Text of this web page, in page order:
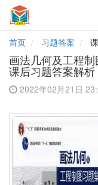
首页
习题答案
画法几何及工程
课后习题答案解析
2022年02月21日